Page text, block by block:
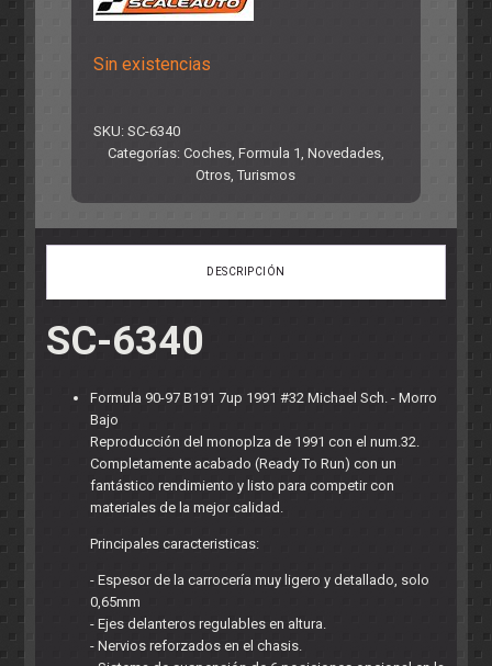
Sin existencias
SKU:SC-6340
Categorías: Coches, Formula 1 Novedades,
Otros ,Turismos
DESCRIPCIÓN
SC-6340
Formula 90-97 B191 7up 1991 #32 Michael Sch. - Morro
Bajo
Reproducción del monoplza de 1991 con el num.32.
Completamente acabado (Ready To Run) con un
fantástico rendimiento y listo para competir con
materiales de la mejor calidad.
Principales caracteristicas:
- Espesor de la carrocería muy ligero y detallado, solo
0,65mm
- Ejes delanteros regulables en altura.
- Nervios reforzados en el chasis.